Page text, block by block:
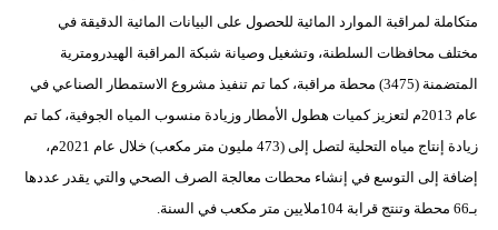
متكاملة لمراقبة الموارد المائية للحصول على البيانات المائية الدقيقة في
مختلف محافظات السلطنة، وتشغيل وصيانة شبكة المراقبة الهيدرومترية
المتضمنة (3475) محطة مراقبة، كما تم تنفيذ مشروع الاستمطار الصناعي في
عام 2013م لتعزيز كميات هطول الأمطار وزيادة منسوب المياه الجوفية، كما تم
زيادة إنتاج مياه التحلية لتصل إلى (473 مليون متر مكعب) خلال عام 2021م،
إضافة إلى التوسع في إنشاء محطات معالجة الصرف الصحي والتي يقدر عددها
بـ66 محطة وتنتج قرابة 104ملايين متر مكعب في السنة.